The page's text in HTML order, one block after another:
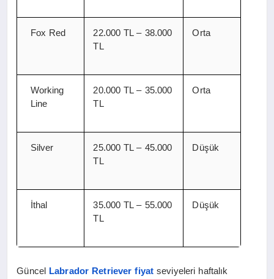
Fox Red
22.000 TL – 38.000
TL
Orta
Working
Line
20.000 TL – 35.000
TL
Orta
Silver
25.000 TL – 45.000
TL
Düşük
İthal
35.000 TL – 55.000
TL
Düşük
Güncel Labrador Retriever fiyat seviyeleri haftalık